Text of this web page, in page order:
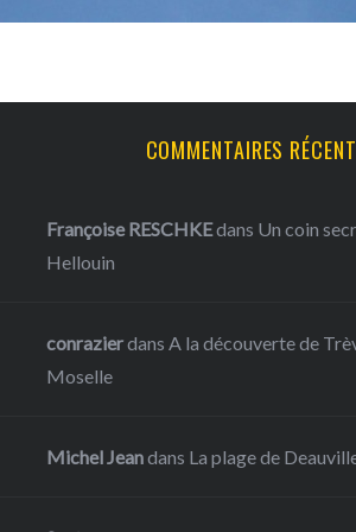
COMMENTAIRES
Françoise RESCHKEdans Un coin
Hellouin
conrazierdans A la découverte de
Moselle
Michel Jeandans La plage de